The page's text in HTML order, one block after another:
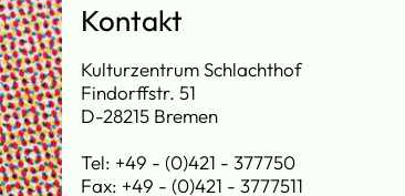
Kontakt
Kulturzentrum Schlachthof
Findorffstr. 51
D-28215 Bremen
Tel: +49 - (0)421 - 377750
Fax: +49 - (0)421 - 3777511